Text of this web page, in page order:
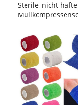
Sterile, nicht